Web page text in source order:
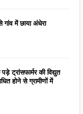
गांव में छाया अंधेरा
ट्रांसफार्मर की विद्युत
होने से ग्रामीणों में